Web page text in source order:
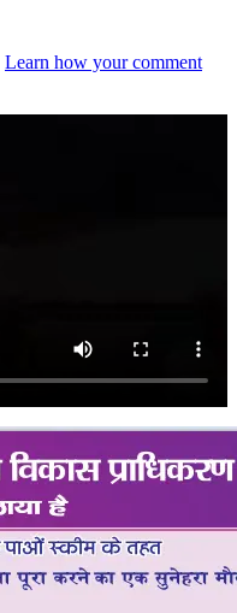
Learn how your comment